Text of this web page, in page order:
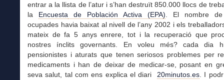
entrar a la llista de l’atur i s’han destruït 850.000 llocs de
la Encuesta de Población Activa (EPA). El nombre de
ocupades havia baixat al nivell de l’any 2002 i els
mateix de fa 5 anys enrere, tot i la recuperació que
nostres ínclits governants. En voleu més? cada dia
pensionistes i aturats que tenen seriosos problemes per
medicaments i han de deixar de medicar-se, posant en
seva salut, tal com ens explica el diari 20minutos.es. I